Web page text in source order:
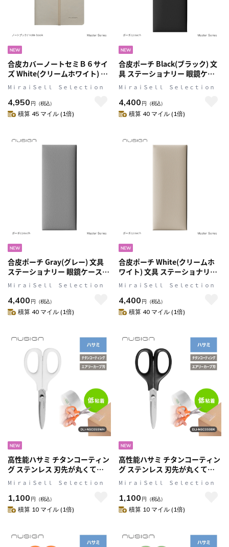
合皮カバーノートセミＢ６サイ
ズ White(クリームホワイト) 文
具 ステーショナリー ギフト 贈
イン] マスターシリーズ
MⅰｒａｉＳｅｌｌ Ｓｅｌｅｃｔｉｏｎ
4,950 円 （税込）
積算 45 マイル (1倍)
合皮ポーチ Black(ブラック) 文
具 ステーショナリー 眼鏡ケー
ス ペンケース ギフト 贈呈 プレ
マスターシリーズ
MⅰｒａｉＳｅｌｌ Ｓｅｌｅｃｔｉｏｎ
4,400 円 （税込）
積算 40 マイル (1倍)
合皮ポーチ Gray(グレー) 文具
ステーショナリー 眼鏡ケース
ペンケース ギフト 贈呈 プレゼ
ント nusign[ニューサイン] マ
スターシリーズ
MⅰｒａｉＳｅｌｌ Ｓｅｌｅｃｔｉｏｎ
4,400 円 （税込）
積算 40 マイル (1倍)
合皮ポーチ White(クリームホ
ワイト) 文具 ステーショナリー
眼鏡ケース ペンケース ギフト
贈呈 プレゼント nusign[ニュー
サイン] マスターシリーズ
MⅰｒａｉＳｅｌｌ Ｓｅｌｅｃｔｉｏｎ
4,400 円 （税込）
積算 40 マイル (1倍)
高性能ハサミ チタンコーティン
グ ステンレス 刃先が丸くて安
心 White(ホワイト) 文具 ステー
ン]
MⅰｒａｉＳｅｌｌ Ｓｅｌｅｃｔｉｏｎ
1,100 円 （税込）
積算 10 マイル (1倍)
高性能ハサミ チタンコーティン
グ ステンレス 刃先が丸くて安
心 Black(ブラック) 文具 ステー
ン]
MⅰｒａｉＳｅｌｌ Ｓｅｌｅｃｔｉｏｎ
1,100 円 （税込）
積算 10 マイル (1倍)